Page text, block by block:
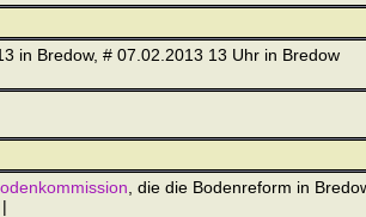
in Bredow, # 07.02.2013 13 Uhr in Bredow
, die die Bodenreform in